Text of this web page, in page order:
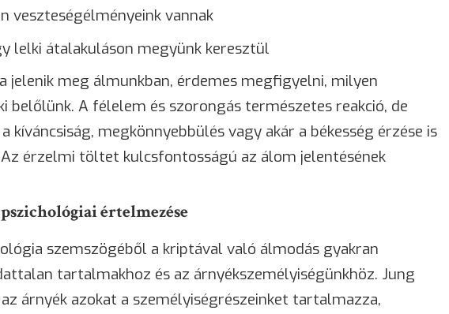
veszteségélményeink vannak
lelki átalakuláson megyünk keresztül
jelenik meg álmunkban, érdemes megfigyelni, milyen
belőlünk. A félelem és szorongás természetes reakció, de
kíváncsiság, megkönnyebbülés vagy akár a békesség érzése is
érzelmi töltet kulcsfontosságú az álom jelentésének
értelmezése
szemszögéből a kriptával való álmodás gyakran
tartalmakhoz és az árnyékszemélyiségünkhöz. Jung
árnyék azokat a személyiségrészeinket tartalmazza,